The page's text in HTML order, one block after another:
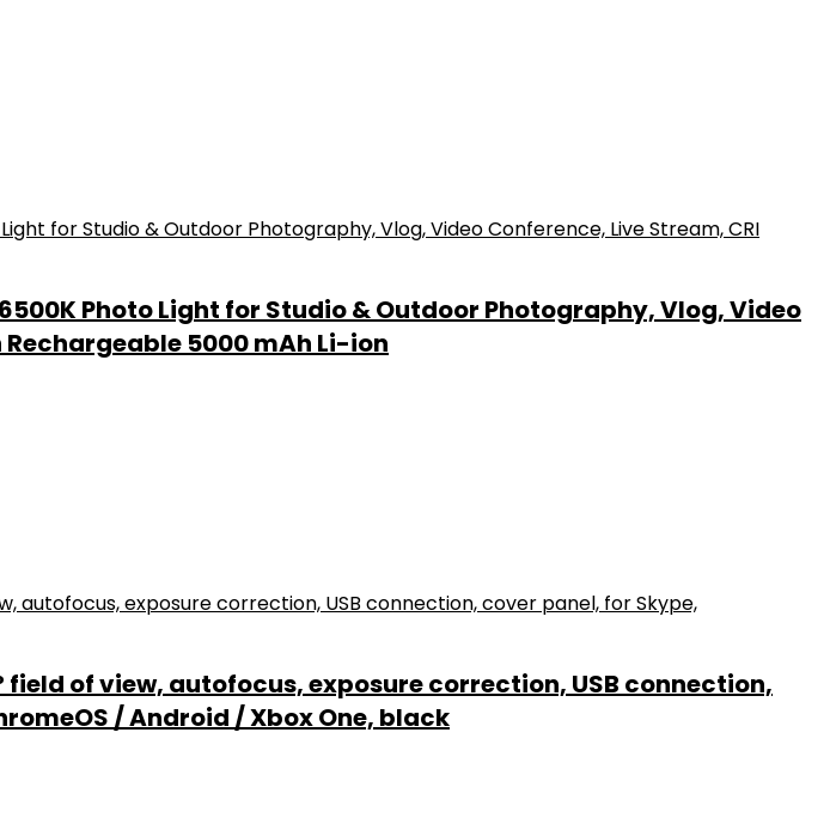
Photo Light for Studio & Outdoor Photography, Vlog, Video
5000 mAh Li-ion
field of view, autofocus, exposure correction, USB connection,
/ Android / Xbox One, black